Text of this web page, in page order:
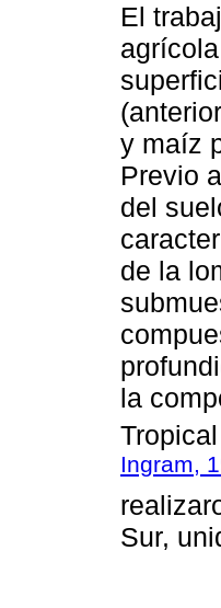
El
y maíz
Previo
del
de la
la
Ingram,
Sur,